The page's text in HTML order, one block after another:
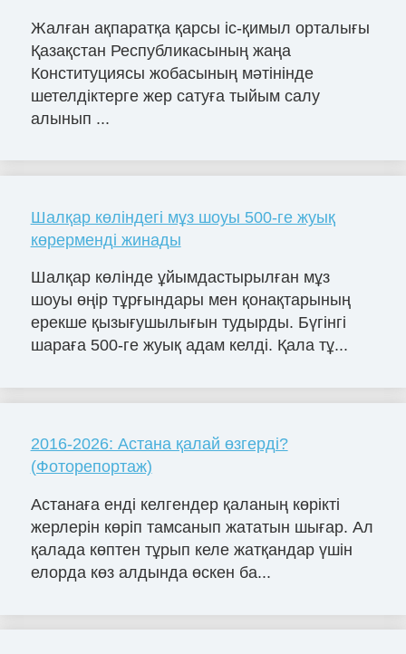
Жалған ақпаратқа қарсы іс-қимыл орталығы
Қазақстан Республикасының жаңа
Конституциясы жобасының мәтінінде
шетелдіктерге жер сатуға тыйым салу
алынып ...
Шалқар көліндегі мұз шоуы 500-ге жуық
көрерменді жинады
Шалқар көлінде ұйымдастырылған мұз
шоуы өңір тұрғындары мен қонақтарының
ерекше қызығушылығын тудырды. Бүгінгі
шараға 500-ге жуық адам келді. Қала тұ...
2016-2026: Астана қалай өзгерді?
(Фоторепортаж)
Астанаға енді келгендер қаланың көрікті
жерлерін көріп тамсанып жататын шығар. Ал
қалада көптен тұрып келе жатқандар үшін
елорда көз алдында өскен ба...